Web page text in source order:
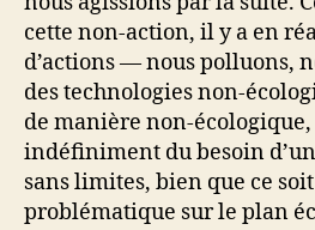
cette non-action, il y a en
d’actions — nous polluons,
des technologies non-
de manière non-
indéfiniment du besoin
sans limites, bien que ce
problématique sur le plan